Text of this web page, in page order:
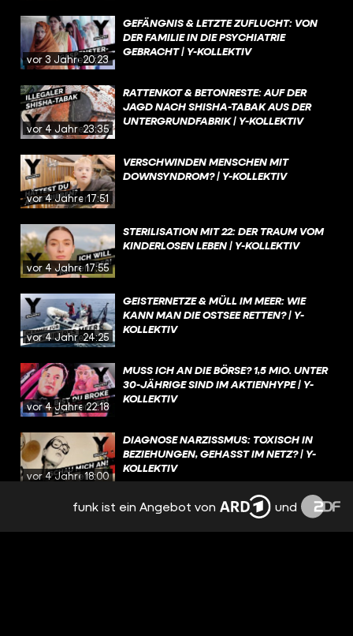
vor 3 Jahren20:23
GEFÄNGNIS & LETZTE ZUFLUCHT: VON
DER FAMILIE IN DIE PSYCHIATRIE
GEBRACHT | Y-KOLLEKTIV
vor 4 Jahren23:35
RATTENKOT & BETONRESTE: AUF DER
JAGD NACH SHISHA-TABAK AUS DER
UNTERGRUNDFABRIK | Y-KOLLEKTIV
vor 4 Jahren17:51
VERSCHWINDEN MENSCHEN MIT
DOWNSYNDROM? | Y-KOLLEKTIV
vor 4 Jahren17:55
STERILISATION MIT 22: DER TRAUM VOM
KINDERLOSEN LEBEN | Y-KOLLEKTIV
vor 4 Jahren24:25
GEISTERNETZE & MÜLL IM MEER: WIE
KANN MAN DIE OSTSEE RETTEN? | Y-
KOLLEKTIV
vor 4 Jahren22:18
MUSS ICH AN DIE BÖRSE? 1,5 MIO. UNTER
30-JÄHRIGE SIND IM AKTIENHYPE | Y-
KOLLEKTIV
vor 4 Jahren18:00
DIAGNOSE NARZISSMUS: TOXISCH IN
BEZIEHUNGEN, GEHASST IM NETZ? | Y-
KOLLEKTIV
SALAFISTISCHE INFLUENCER AUF
TIKTOK: „WIR VERTRETEN DEN RICHTIGEN
funk ist ein Angebot von und